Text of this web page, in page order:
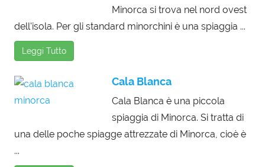
Minorca si trova nel nord ovest
dell'isola. Per gli standard minorchini è una spiaggia ...
Leggi Tutto
Cala Blanca
Cala Blanca è una piccola
spiaggia di Minorca. Si tratta di
una delle poche spiagge attrezzate di Minorca, cioè è
...